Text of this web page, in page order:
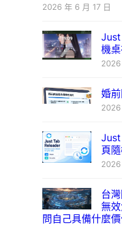
2026 年 6 月 17 日
Just
機桌
2026
婚
2026
Just
頁
2026
台
無
問自己具備什麼